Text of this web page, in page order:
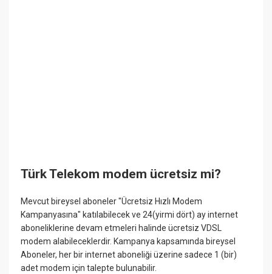
Türk Telekom modem ücretsiz mi?
Mevcut bireysel aboneler "Ücretsiz Hızlı Modem
Kampanyasına" katılabilecek ve 24(yirmi dört) ay internet
aboneliklerine devam etmeleri halinde ücretsiz VDSL
modem alabileceklerdir. Kampanya kapsamında bireysel
Aboneler, her bir internet aboneliği üzerine sadece 1 (bir)
adet modem için talepte bulunabilir.